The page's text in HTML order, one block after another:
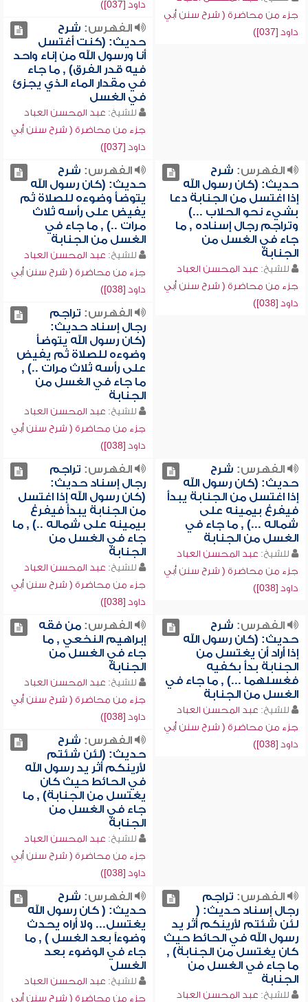
جزء من محاضرة ( شرح سنن أبي
داود [037])
داود [037])
الفهرس: شرح
حديث: (كنت أغتسل
أنا ورسول الله من إناء واحد
فيه قدر الفرق) , ما جاء
في مقدار الماء الذي يجزئ
في الغسل
للشيخ: عبد المحسن العباد
جزء من محاضرة ( شرح سنن أبي
داود [037])
الفهرس: شرح
حديث: (كان رسول الله
إذا اغتسل من الجنابة دعا
بشيء نحو الحلاب ...)
وتراجم رجال إسناده , ما
جاء في الغسل من
الجنابة
للشيخ: عبد المحسن العباد
جزء من محاضرة ( شرح سنن أبي
داود [038])
الفهرس: شرح
حديث: (كان رسول الله
يتوضأ وضوءه للصلاة ثم
يفيض على رأسه ثلاث
مرات ..) , ما جاء في
الغسل من الجنابة
للشيخ: عبد المحسن العباد
جزء من محاضرة ( شرح سنن أبي
داود [038])
الفهرس: تراجم
رجال إسناد حديث:
(كان رسول الله يتوضأ
وضوءه للصلاة ثم يفيض
على رأسه ثلاث مرات ..) ,
ما جاء في الغسل من
الجنابة
للشيخ: عبد المحسن العباد
جزء من محاضرة ( شرح سنن أبي
داود [038])
الفهرس: شرح
حديث: (كان رسول الله
إذا اغتسل من الجنابة يبدأ
فيفرغ بيمينه على
شماله ...) , ما جاء في
الغسل من الجنابة
للشيخ: عبد المحسن العباد
جزء من محاضرة ( شرح سنن أبي
داود [038])
الفهرس: تراجم
رجال إسناد حديث:
(كان رسول الله إذا اغتسل
من الجنابة يبدأ فيفرغ
بيمينه على شماله ..) , ما
جاء في الغسل من
الجنابة
للشيخ: عبد المحسن العباد
جزء من محاضرة ( شرح سنن أبي
داود [038])
الفهرس: شرح
حديث: (كان رسول الله
إذا أراد أن يغتسل من
الجنابة بدأ بكفيه
فغسلهما ...) , ما جاء في
الغسل من الجنابة
للشيخ: عبد المحسن العباد
جزء من محاضرة ( شرح سنن أبي
داود [038])
الفهرس:من فقه
إبراهيم النخعي , ما
جاء في الغسل من
الجنابة
للشيخ: عبد المحسن العباد
جزء من محاضرة ( شرح سنن أبي
داود [038])
الفهرس: شرح
حديث: (لئن شئتم
لأرينكم أثر يد رسول الله
في الحائط حيث كان
يغتسل من الجنابة) , ما
جاء في الغسل من
الجنابة
للشيخ: عبد المحسن العباد
جزء من محاضرة ( شرح سنن أبي
داود [038])
الفهرس: تراجم
رجال إسناد حديث: (
لئن شئتم لأرينكم أثر يد
رسول الله في الحائط حيث
كان يغتسل من الجنابة) ,
ما جاء في الغسل من
الجنابة
للشيخ: عبد المحسن العباد
الفهرس: شرح
حديث: ( كان رسول الله
يغتسل... ولا أراه يحدث
وضوءاً بعد الغسل ) , ما
جاء في الوضوء بعد
الغسل
للشيخ: عبد المحسن العباد
جزء من محاضرة ( شرح سنن أبي